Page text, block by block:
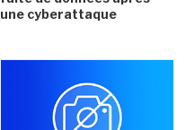
une cyberattaque